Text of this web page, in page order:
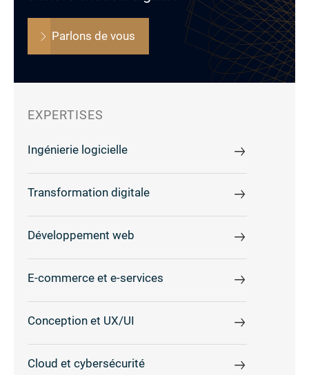
Parlons de vous
EXPERTISES
Ingénierie logicielle
Transformation digitale
Développement web
E-commerce et e-services
Conception et UX/UI
Cloud et cybersécurité